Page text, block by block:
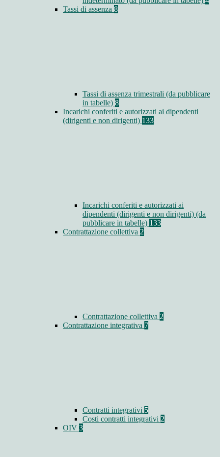
Tassi di assenza 8
Tassi di assenza trimestrali (da pubblicare
in tabelle) 8
Incarichi conferiti e autorizzati ai dipendenti
(dirigenti e non dirigenti) 133
Incarichi conferiti e autorizzati ai
dipendenti (dirigenti e non dirigenti) (da
pubblicare in tabelle) 133
Contrattazione collettiva 2
Contrattazione collettiva 2
Contrattazione integrativa 7
Contratti integrativi 5
Costi contratti integrativi 2
OIV 3